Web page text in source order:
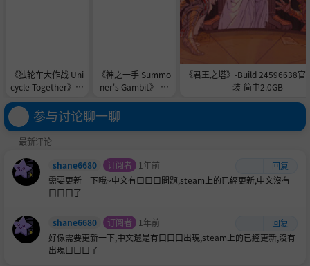
《独轮车大作战 Uni
cycle Together》-B
免安装-简中2.3GB
《神之一手 Summo
ner's Gambit》-TE
装-简中1.0GB
《君王之塔》-Build 24596638官
装-简中2.0GB
参与讨论聊一聊
最新评论
shane6680
订阅者 1年前
回复
需要更新一下哦~中文有口口口問題,steam上的已經更新,中文沒有
口口口了
shane6680 订阅者 1年前
回复
好像需要更新一下,中文還是有口口口出現,steam上的已經更新,沒有
出現口口口了